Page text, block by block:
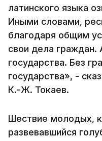
латинского языка
Иными словами,
благодаря общим
свои дела граждан.
государства. Без
государства», -
К.-Ж. Токаев.
Шествие молодых,
развевавшийся